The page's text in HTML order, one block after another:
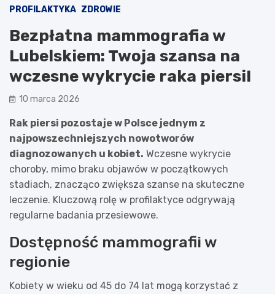
PROFILAKTYKA ZDROWIE
Bezpłatna mammografia w
Lubelskiem: Twoja szansa na
wczesne wykrycie raka piersi!
10 marca 2026
Rak piersi pozostaje w Polsce jednym z
najpowszechniejszych nowotworów
diagnozowanych u kobiet. Wczesne wykrycie
choroby, mimo braku objawów w początkowych
stadiach, znacząco zwiększa szanse na skuteczne
leczenie. Kluczową rolę w profilaktyce odgrywają
regularne badania przesiewowe.
Dostępność mammografii w
regionie
Kobiety w wieku od 45 do 74 lat mogą korzystać z